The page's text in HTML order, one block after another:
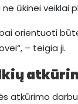
ne ūkinei veiklai
orientuoti
– teigia ji.
atkūrimo